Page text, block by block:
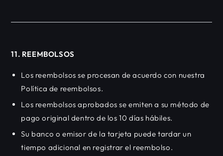
11. REEMBOLSOS
Los reembolsos se procesan de acuerdo con nuestra
Política de reembolsos.
Los reembolsos aprobados se emiten a su método de
pago original dentro de los 10 días hábiles.
Su banco o emisor de la tarjeta puede tardar un
tiempo adicional en registrar el reembolso.